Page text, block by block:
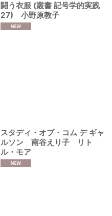
闘う衣服 (叢書 記号学的実践
27) 小野原教子
スタディ・オブ・コム デ ギャ
ルソン 南谷えり子 リト
ル・モア